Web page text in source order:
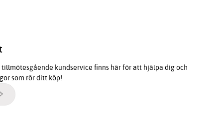
tillmötesgående kundservice finns här för att hjälpa dig och
som rör ditt köp!